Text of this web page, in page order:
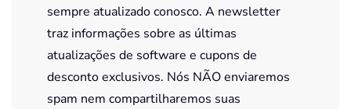
sempre atualizado conosco. A newsletter
traz informações sobre as últimas
atualizações de software e cupons de
desconto exclusivos. Nós NÃO enviaremos
spam nem compartilharemos suas